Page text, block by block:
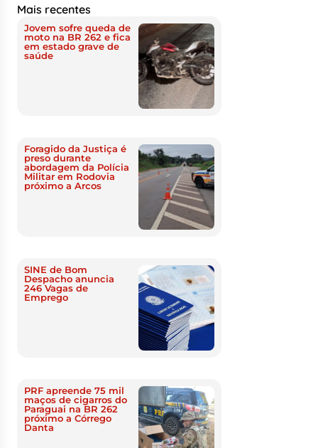
Mais recentes
Jovem sofre queda de
moto na BR 262 e fica
em estado grave de
saúde
Foragido da Justiça é
preso durante
abordagem da Polícia
Militar em Rodovia
próximo a Arcos
SINE de Bom
Despacho anuncia
246 Vagas de
Emprego
PRF apreende 75 mil
maços de cigarros do
Paraguai na BR 262
próximo a Córrego
Danta